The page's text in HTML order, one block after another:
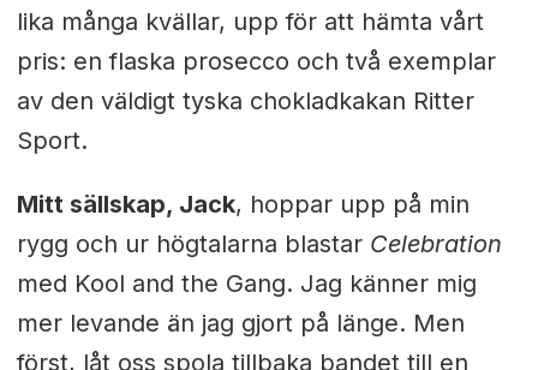
lika många kvällar, upp för att hämta vårt
pris: en flaska prosecco och två exemplar
av den väldigt tyska chokladkakan Ritter
Sport.
Mitt sällskap, Jack, hoppar upp på min
rygg och ur högtalarna blastar Celebration
med Kool and the Gang. Jag känner mig
mer levande än jag gjort på länge. Men
först, låt oss spola tillbaka bandet till en